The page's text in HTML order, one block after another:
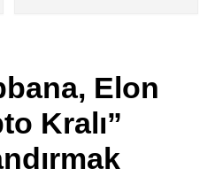
Youtube
TikTok
Elon
Kralı”